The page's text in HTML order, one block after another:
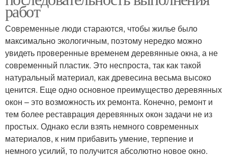
работ
Современные люди стараются, чтобы жилье было
максимально экологичным, поэтому нередко можно
увидеть проверенные временем деревянные окна, а не
современный пластик. Это неспроста, так как такой
натуральный материал, как древесина весьма высоко
ценится. Еще одно основное преимущество деревянных
окон – это возможность их ремонта. Конечно, ремонт и
тем более реставрация деревянных окон задачи не из
простых. Однако если взять немного современных
материалов, к ним прибавить умение, терпение и
немного усилий, то получится абсолютно новое окно.